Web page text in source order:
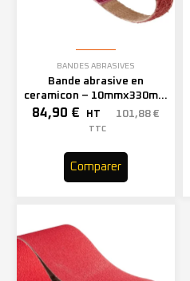
BANDES ABRASIVES
Bande abrasive en
ceramicon – 10mmx330mm
– Grain 60 – 333002 (x50)
84,90 € HT 101,88 €
TTC
Comparer